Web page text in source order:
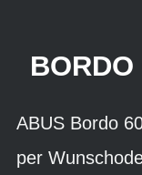
ABUS Bordo
per